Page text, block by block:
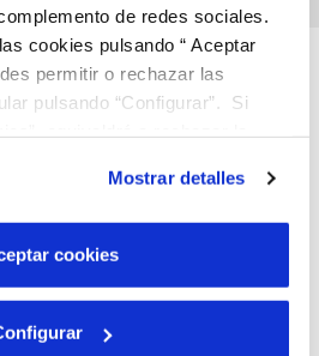
de redes sociales.
cookies pulsando “ Aceptar
permitir o rechazar las
pulsando “Configurar”. Si
que el sitio web funcione y que
desactivar. Puedes consultar
Política de Cookies
Mostrar detalles
cookies
más…